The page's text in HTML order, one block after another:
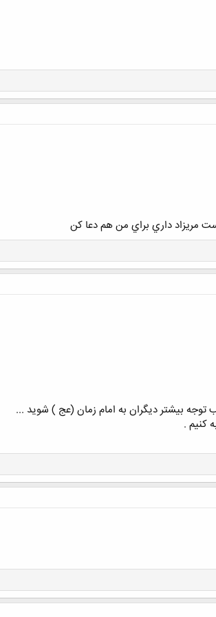
مريزاد داري براي من هم دعا كن
توجه بیشتر دیگران به امام زمان (عج ) شوید ...
کنیم .